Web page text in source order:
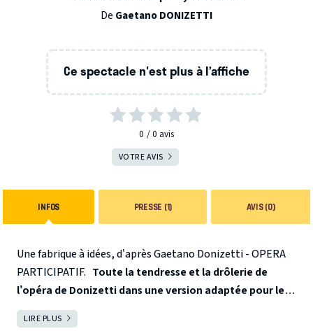
De Gaetano DONIZETTI
Ce spectacle n'est plus à l’affiche
0 0 avis
VOTRE AVIS
INFOS PRESSE (1) AVIS (0)
Une fabrique à idées, d’après Gaetano Donizetti - OPERA
PARTICIPATIF. Toute la tendresse et la drôlerie de
l’opéra de Donizetti dans une version adaptée pour le
jeune public.
plus réussis du répertoire bel canto,
Atelier d’apprentissage des chants
à tous le dimanche 8 juin 2025 11 heures (durée 1h30,
LIRE PLUS